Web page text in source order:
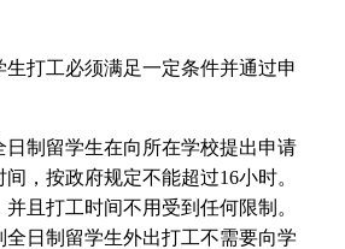
打工必须满足一定条件并通过申
制留学生在向所在学校提出申请
，按政府规定不能超过16小时。
且打工时间不用受到任何限制。
日制留学生外出打工不需要向学